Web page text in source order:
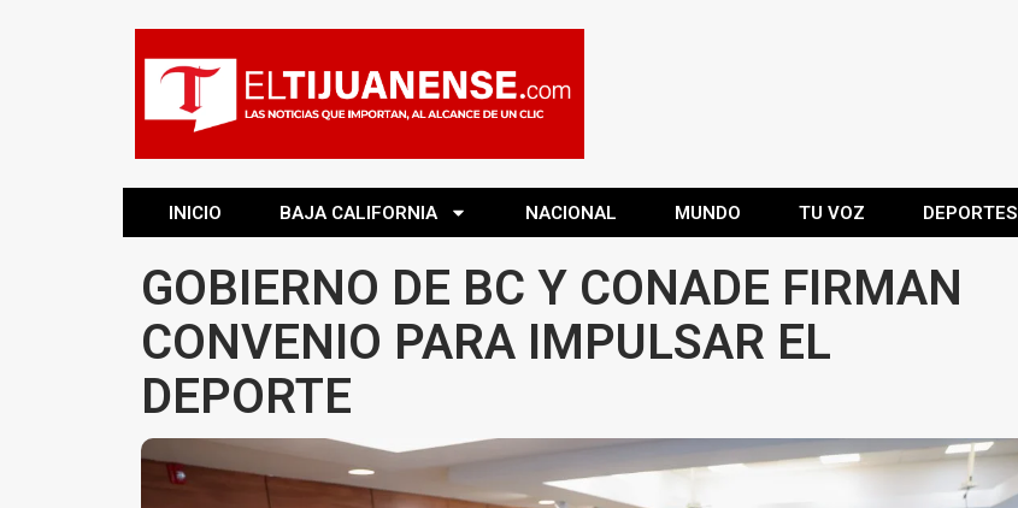
INICIO BAJA CALIFORNIA NACIONAL MUNDO TU VOZ DEPORTES
GOBIERNO DE BC Y CONADE FIRMAN
CONVENIO PARA IMPULSAR EL
DEPORTE